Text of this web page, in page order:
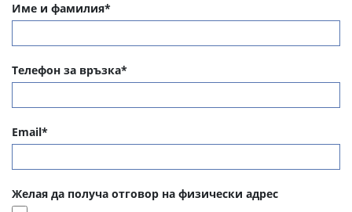
Име и фамилия*
Телефон за връзка*
Email*
Желая да получа отговор на физически адрес